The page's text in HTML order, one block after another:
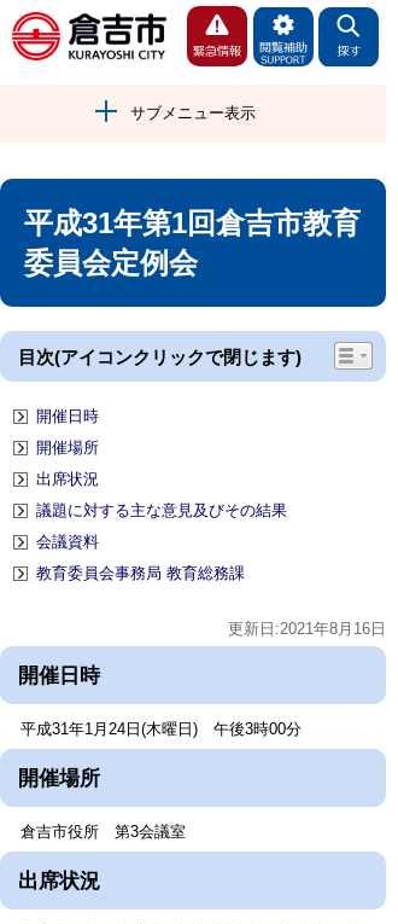
サブメニュー表示
平成31年第1回倉吉市教育
委員会定例会
目次(アイコンクリックで閉じます)
開催日時
開催場所
出席状況
議題に対する主な意見及びその結果
会議資料
教育委員会事務局 教育総務課
更新日:2021年8月16日
開催日時
平成31年1月24日(木曜日) 午後3時00分
開催場所
倉吉市役所 第3会議室
出席状況